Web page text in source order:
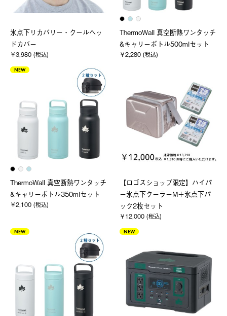
氷点下リカバリー・クールヘッ
ドカバー
￥3,980 (税込)
ThermoWall 真空断熱ワンタッチ
&キャリーボトル500mlセット
￥2,280 (税込)
NEW
ThermoWall 真空断熱ワンタッチ
&キャリーボトル350mlセット
￥2,100 (税込)
【ロゴスショップ限定】ハイパ
ー氷点下クーラーM＋氷点下パ
ック2枚セット
￥12,000 (税込)
NEW NEW